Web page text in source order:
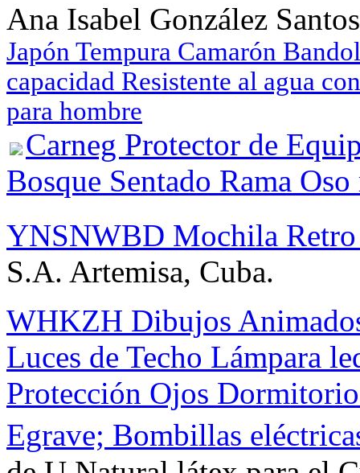
Ana Isabel González Santos
Japón Tempura Camarón
capacidad Resistente al agua
para hombre
Carneg Protector de
Bosque Sentado Rama
YNSNWBD Mochila
S.A. Artemisa, Cuba.
WHKZH Dibujos
Luces de Techo Lámpara
Protección Ojos
Egrave; Bombillas